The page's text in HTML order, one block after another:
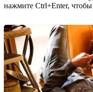
нажмите Ctrl+Enter,